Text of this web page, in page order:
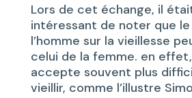
Lors de cet échange, il
intéressant de noter que
l’homme sur la vieillesse
celui de la femme. en
accepte souvent plus
vieillir, comme l’illustre